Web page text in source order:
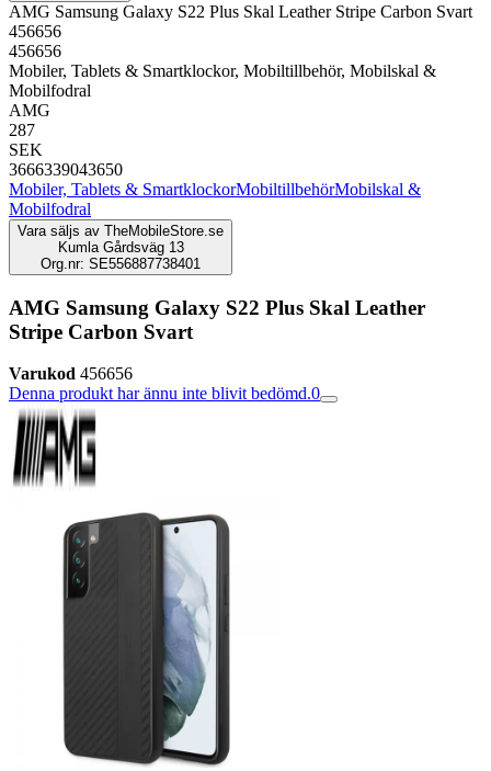
AMG Samsung Galaxy S22 Plus Skal Leather Stripe Carbon Svart
456656
456656
Mobiler, Tablets & Smartklockor, Mobiltillbehör, Mobilskal &
Mobilfodral
AMG
287
SEK
3666339043650
Mobiler, Tablets & SmartklockorMobiltillbehörMobilskal &
Mobilfodral
Vara säljs av TheMobileStore.se
Kumla Gårdsväg 13
Org.nr: SE556887738401
AMG Samsung Galaxy S22 Plus Skal Leather
Stripe Carbon Svart
Varukod 456656
Denna produkt har ännu inte blivit bedömd.0